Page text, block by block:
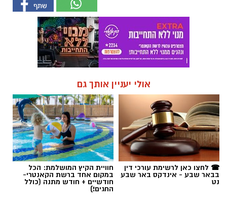
אולי יעניין אותך גם
☎ לחצו כאן לרשימת עורכי דין
בבאר שבע - אינדקס באר שבע
נט
חוויית הקיץ המושלמת: הכל
במקום אחד ברשת הקאנטרי-
חודשיים + חודש מתנה (כולל
החגים!)